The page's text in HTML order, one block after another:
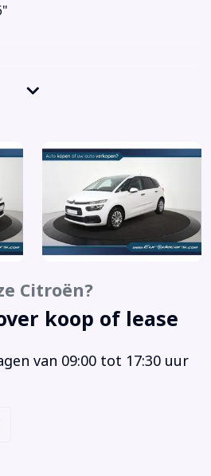
Citroën?
koop of lease
van 09:00 tot 17:30 uur